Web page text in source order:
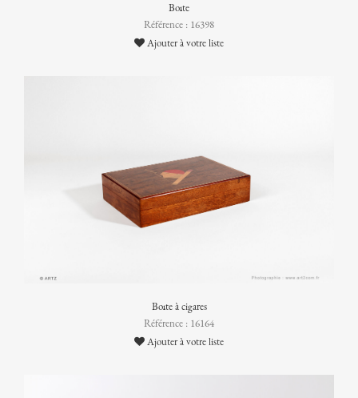
Boîte
Référence : 16398
Ajouter à votre liste
Boîte à cigares
Référence : 16164
Ajouter à votre liste